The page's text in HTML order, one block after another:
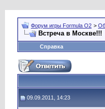
Форум игры Formula O2 >
Встреча в Москве!!!
Справка
09.09.2011, 14:23